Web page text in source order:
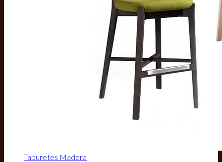
Taburetes Madera